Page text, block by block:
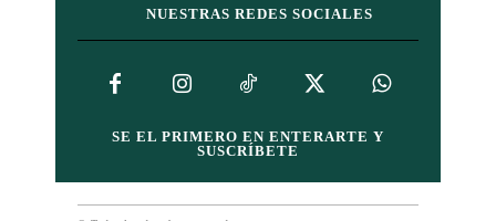
NUESTRAS REDES SOCIALES
SE EL PRIMERO EN ENTERARTE Y
SUSCRÍBETE